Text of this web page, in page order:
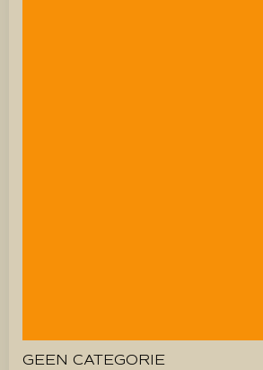
GEEN CATEGORIE